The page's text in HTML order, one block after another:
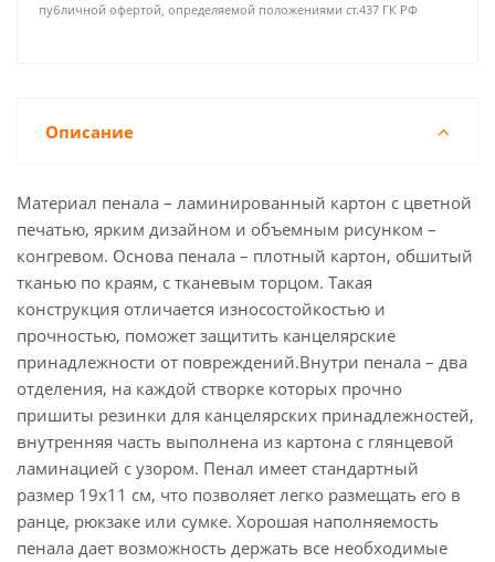
публичной офертой, определяемой положениями ст.437 ГК РФ
Описание
Материал пенала – ламинированный картон с цветной
печатью, ярким дизайном и объемным рисунком –
конгревом. Основа пенала – плотный картон, обшитый
тканью по краям, с тканевым торцом. Такая
конструкция отличается износостойкостью и
прочностью, поможет защитить канцелярские
принадлежности от повреждений.Внутри пенала – два
отделения, на каждой створке которых прочно
пришиты резинки для канцелярских принадлежностей,
внутренняя часть выполнена из картона с глянцевой
ламинацией с узором. Пенал имеет стандартный
размер 19х11 см, что позволяет легко размещать его в
ранце, рюкзаке или сумке. Хорошая наполняемость
пенала дает возможность держать все необходимые